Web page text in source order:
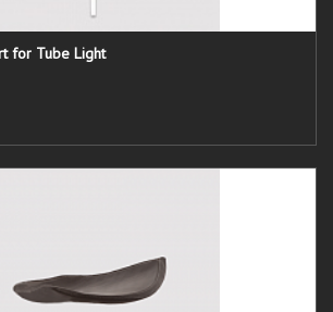
for Tube Light